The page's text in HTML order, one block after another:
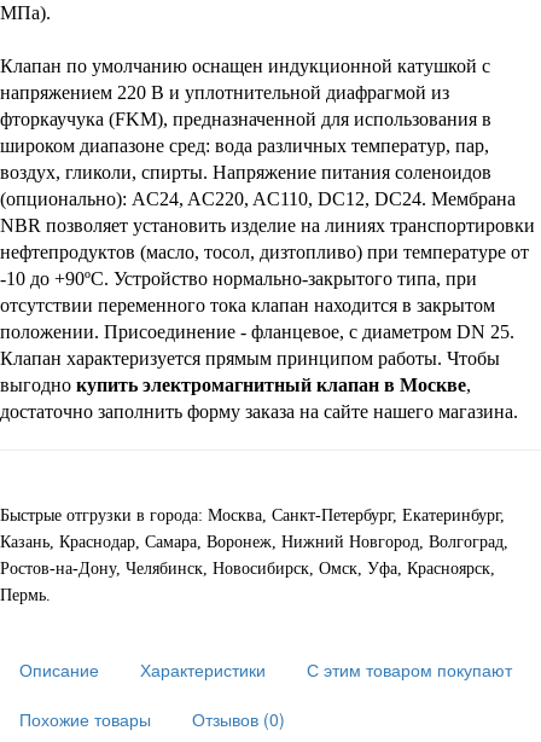
МПа).
Клапан по умолчанию оснащен индукционной катушкой с
напряжением 220 В и уплотнительной диафрагмой из
фторкаучука (FKM), предназначенной для использования в
широком диапазоне сред: вода различных температур, пар,
воздух, гликоли, спирты. Напряжение питания соленоидов
(опционально): AC24, AC220, AC110, DC12, DC24. Мембрана
NBR позволяет установить изделие на линиях транспортировки
нефтепродуктов (масло, тосол, дизтопливо) при температуре от
-10 до +90ºС. Устройство нормально-закрытого типа, при
отсутствии переменного тока клапан находится в закрытом
положении. Присоединение - фланцевое, с диаметром DN 25.
Клапан характеризуется прямым принципом работы. Чтобы
выгодно купить электромагнитный клапан в Москве,
достаточно заполнить форму заказа на сайте нашего магазина.
Быстрые отгрузки в города: Москва, Санкт-Петербург, Екатеринбург,
Казань, Краснодар, Самара, Воронеж, Нижний Новгород, Волгоград,
Ростов-на-Дону, Челябинск, Новосибирск, Омск, Уфа, Красноярск,
Пермь.
Описание Характеристики С этим товаром покупают
Похожие товары
Отзывов (0)